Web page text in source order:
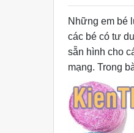
Những em bé
các bé có tư
sẵn hình cho
mạng. Trong